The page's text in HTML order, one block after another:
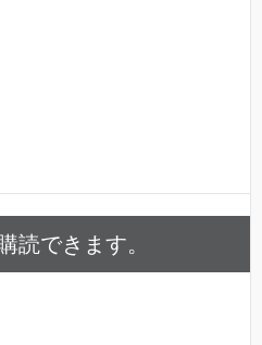
読できます。